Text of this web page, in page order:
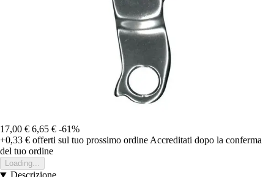
17,00 € 6,65 € -61%
+0,33 € offerti sul tuo prossimo ordine Accreditati dopo la conferma
del tuo ordine
Loading...